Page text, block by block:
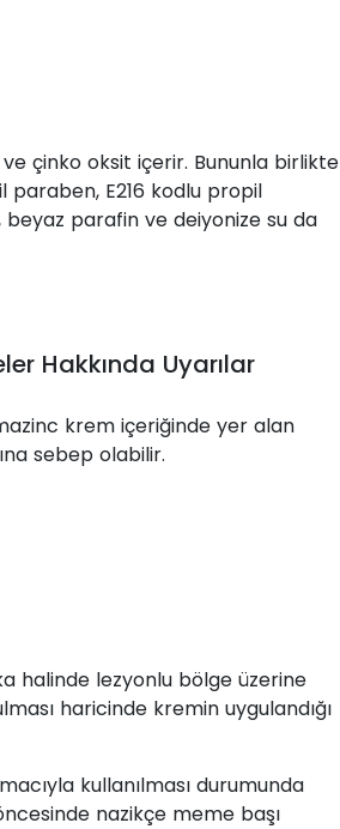
çinko oksit içerir. Bununla birlikte
paraben, E216 kodlu propil
parafin ve deiyonize su da
Hakkında Uyarılar
krem içeriğinde yer alan
sebep olabilir.
halinde lezyonlu bölge üzerine
haricinde kremin uygulandığı
kullanılması durumunda
nazikçe meme başı